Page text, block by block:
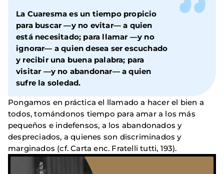
La Cuaresma es un tiempo propicio
para buscar —y no evitar— a quien
está necesitado; para llamar —y no
ignorar— a quien desea ser escuchado
y recibir una buena palabra; para
visitar —y no abandonar— a quien
sufre la soledad.
Pongamos en práctica el llamado a hacer el bien a
todos, tomándonos tiempo para amar a los más
pequeños e indefensos, a los abandonados y
despreciados, a quienes son discriminados y
marginados (cf. Carta enc. Fratelli tutti, 193).